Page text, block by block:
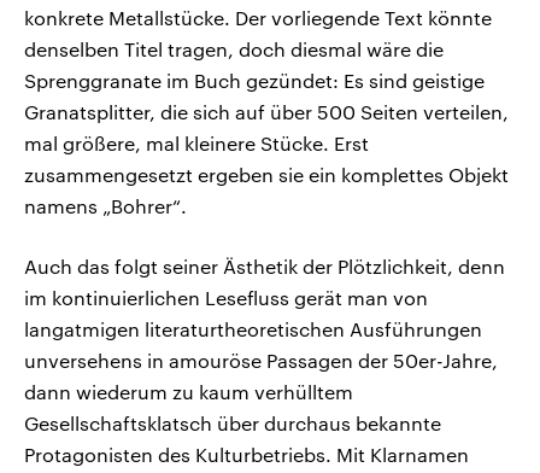
konkrete Metallstücke. Der vorliegende Text könnte
denselben Titel tragen, doch diesmal wäre die
Sprenggranate im Buch gezündet: Es sind geistige
Granatsplitter, die sich auf über 500 Seiten verteilen,
mal größere, mal kleinere Stücke. Erst
zusammengesetzt ergeben sie ein komplettes Objekt
namens „Bohrer“.
Auch das folgt seiner Ästhetik der Plötzlichkeit, denn
im kontinuierlichen Lesefluss gerät man von
langatmigen literaturtheoretischen Ausführungen
unversehens in amouröse Passagen der 50er-Jahre,
dann wiederum zu kaum verhülltem
Gesellschaftsklatsch über durchaus bekannte
Protagonisten des Kulturbetriebs. Mit Klarnamen